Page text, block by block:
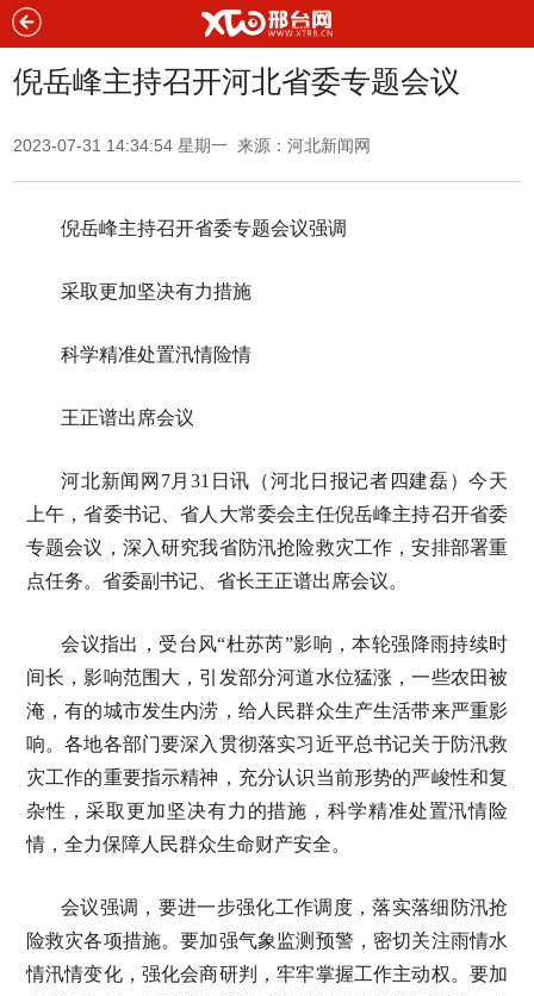
倪岳峰主持召开河北省委专题会议
2023-07-31 14:34:54 星期一 来源：河北新闻网
倪岳峰主持召开省委专题会议强调
采取更加坚决有力措施
科学精准处置汛情险情
王正谱出席会议
河北新闻网7月31日讯（河北日报记者四建磊）今天
上午，省委书记、省人大常委会主任倪岳峰主持召开省委
专题会议，深入研究我省防汛抢险救灾工作，安排部署重
点任务。省委副书记、省长王正谱出席会议。
会议指出，受台风“杜苏芮”影响，本轮强降雨持续时
间长，影响范围大，引发部分河道水位猛涨，一些农田被
淹，有的城市发生内涝，给人民群众生产生活带来严重影
响。各地各部门要深入贯彻落实习近平总书记关于防汛救
灾工作的重要指示精神，充分认识当前形势的严峻性和复
杂性，采取更加坚决有力的措施，科学精准处置汛情险
情，全力保障人民群众生命财产安全。
会议强调，要进一步强化工作调度，落实落细防汛抢
险救灾各项措施。要加强气象监测预警，密切关注雨情水
情汛情变化，强化会商研判，牢牢掌握工作主动权。要加